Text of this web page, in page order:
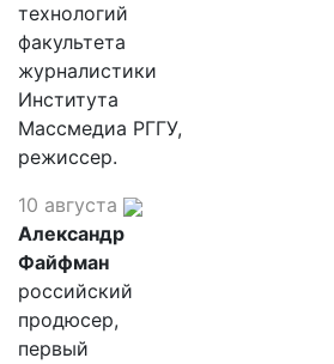
технологий
факультета
журналистики
Института
Массмедиа РГГУ,
режиссер.
10 августа
Александр
Файфман
российский
продюсер,
первый